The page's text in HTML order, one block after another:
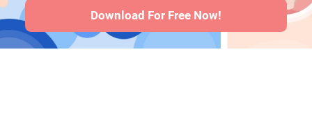
editorialeDownload For Free Now!